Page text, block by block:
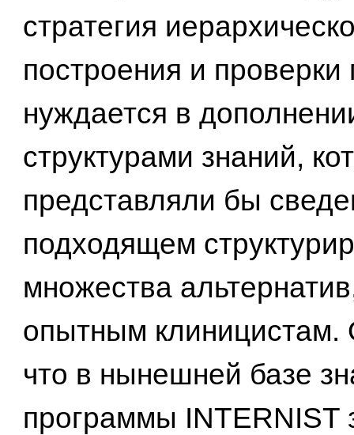
стратегия
построения и проверки
нуждается в
структурами знаний,
представляли бы
подходящем
множества
опытным клиницистам.
что в нынешней базе
программы INTERNIST